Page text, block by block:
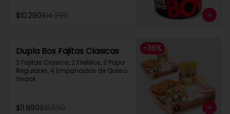
$10.290$14.290
-36%
Dupla Box Fajitas Clasicas
2 Fajitas Clasica, 2 Filetillos, 2 Papa
Regulares, 4 Empanadas de Queso
Snack
$11.990$18.590